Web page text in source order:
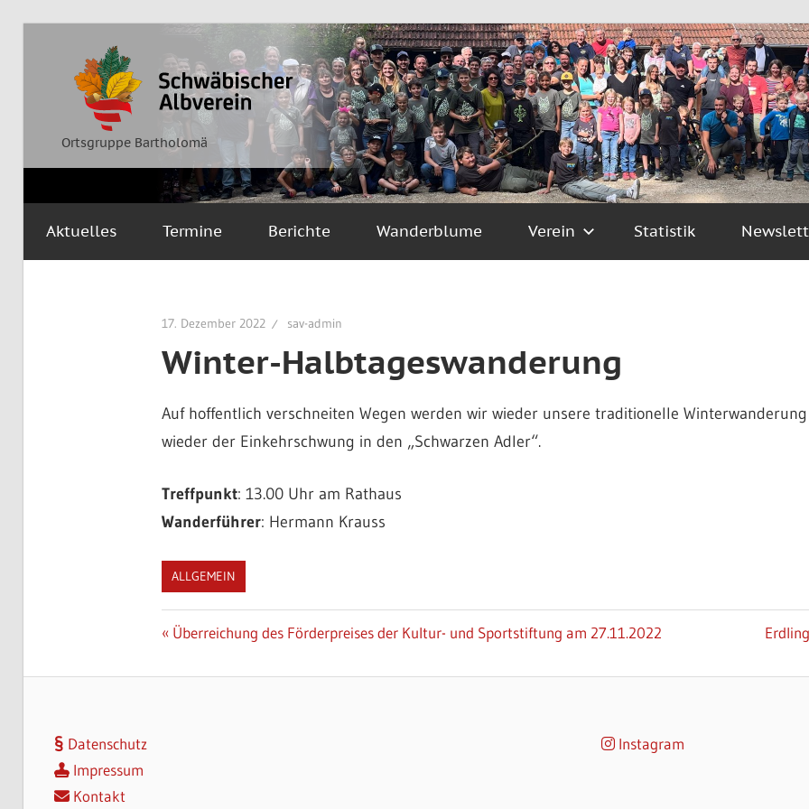
springen
Ortsgruppe Bartholomä
Schwäbischer
Albverein
Ortsgruppe
Bartholomä
Aktuelles Termine Berichte Wanderblume Verein Statistik
17. Dezember 2022 sav-admin
Winter-Halbtageswanderung
Auf hoffentlich verschneiten Wegen werden wir wieder unsere traditionelle
wieder der Einkehrschwung in den „Schwarzen Adler“.
Treffpunkt: 13.00 Uhr am Rathaus
Wanderführer: Hermann Krauss
ALLGEMEIN
Beitragsnavigation
Vorheriger
Überreichung des Förderpreises der Kultur- und Sportstiftung am 27.11.2022
Datenschutz
Impressum
Kontakt
Instagram